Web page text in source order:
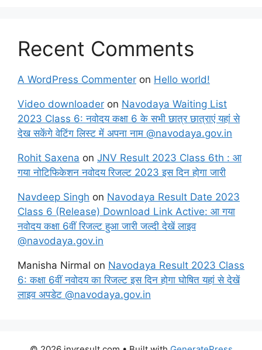
Recent Comments
A WordPress Commenter on Hello world!
Video downloader on Navodaya Waiting List
2023 Class 6: नवोदय कक्षा 6 के सभी छात्र छात्राएं यहां से
देख सकेंगे वेटिंग लिस्ट में अपना नाम @navodaya.gov.in
Rohit Saxena on JNV Result 2023 Class 6th : आ
गया नोटिफिकेशन नवोदय रिजल्ट 2023 इस दिन होगा जारी
Navdeep Singh on Navodaya Result Date 2023
Class 6 (Release) Download Link Active: आ गया
नवोदय कक्षा 6वीं रिजल्ट हुआ जारी जल्दी देखें लाइव
@navodaya.gov.in
Manisha Nirmal on Navodaya Result 2023 Class
6: कक्षा 6वीं नवोदय का रिजल्ट इस दिन होगा घोषित यहां से देखें
लाइव अपडेट @navodaya.gov.in